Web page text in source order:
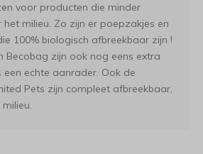
voor producten die minder
het milieu. Zo zijn er poepzakjes en
100% biologisch afbreekbaar zijn !
Becobag zijn ook nog eens extra
echte aanrader. Ook de
Pets zijn compleet afbreekbaar,